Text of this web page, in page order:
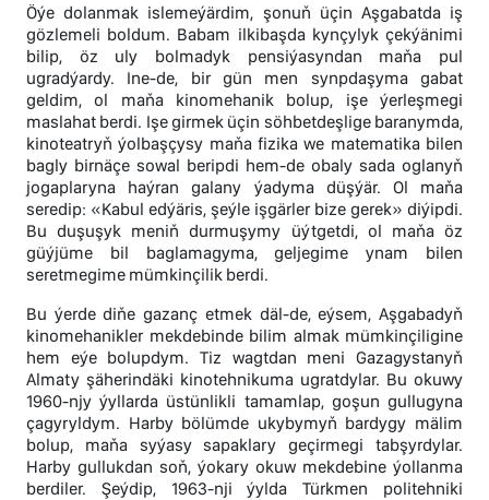
Öýe dolanmak islemeýärdim, şonuň üçin Aşgabatda iş
gözlemeli boldum. Babam ilkibaşda kynçylyk çekýänimi
bilip, öz uly bolmadyk pensiýasyndan maňa pul
ugradýardy. Ine-de, bir gün men synpdaşyma gabat
geldim, ol maňa kinomehanik bolup, işe ýerleşmegi
maslahat berdi. Işe girmek üçin söhbetdeşlige baranymda,
kinoteatryň ýolbaşçysy maňa fizika we matematika bilen
bagly birnäçe sowal beripdi hem-de obaly sada oglanyň
jogaplaryna haýran galany ýadyma düşýär. Ol maňa
seredip: «Kabul edýäris, şeýle işgärler bize gerek» diýipdi.
Bu duşuşyk meniň durmuşymy üýtgetdi, ol maňa öz
güýjüme bil baglamagyma, geljegime ynam bilen
seretmegime mümkinçilik berdi.
Bu ýerde diňe gazanç etmek däl-de, eýsem, Aşgabadyň
kinomehanikler mekdebinde bilim almak mümkinçiligine
hem eýe bolupdym. Tiz wagtdan meni Gazagystanyň
Almaty şäherindäki kinotehnikuma ugratdylar. Bu okuwy
1960-njy ýyllarda üstünlikli tamamlap, goşun gullugyna
çagyryldym. Harby bölümde ukybymyň bardygy mälim
bolup, maňa syýasy sapaklary geçirmegi tabşyrdylar.
Harby gullukdan soň, ýokary okuw mekdebine ýollanma
berdiler. Şeýdip, 1963-nji ýylda Türkmen politehniki